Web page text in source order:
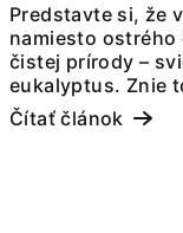
Predstavte si, že
namiesto
čistej prírody –
eukalyptus. Znie
Čítať článok